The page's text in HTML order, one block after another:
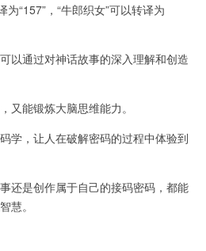
“157”，“牛郎织女”可以转译为
通过对神话故事的深入理解和创造
能锻炼大脑思维能力。
，让人在破解密码的过程中体验到
是创作属于自己的接码密码，都能
慧。